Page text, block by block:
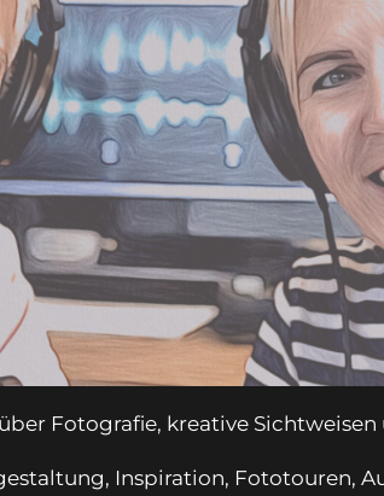
Fotografie, kreative Sichtweisen
Inspiration, Fototouren,